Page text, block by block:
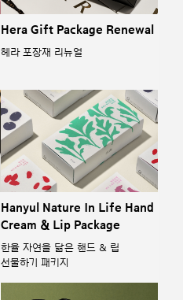
Hera Gift Package Renewal
헤라 포장재 리뉴얼
Hanyul Nature In Life Hand
Cream & Lip Package
한율 자연을 닮은 핸드 & 립
선물하기 패키지